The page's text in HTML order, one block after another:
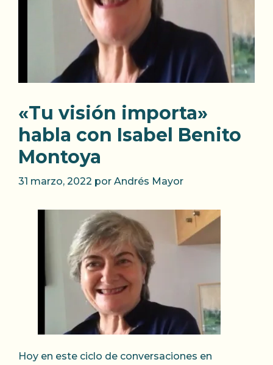
«Tu visión importa»
habla con Isabel Benito
Montoya
31 marzo, 2022 por Andrés Mayor
Hoy en este ciclo de conversaciones en